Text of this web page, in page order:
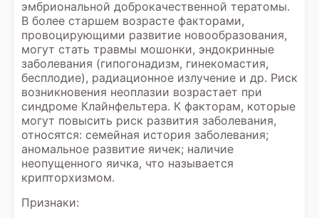
эмбриональной доброкачественной тератомы.
В более старшем возрасте факторами,
провоцирующими развитие новообразования,
могут стать травмы мошонки, эндокринные
заболевания (гипогонадизм, гинекомастия,
бесплодие), радиационное излучение и др. Риск
возникновения неоплазии возрастает при
синдроме Клайнфельтера. К факторам, которые
могут повысить риск развития заболевания,
относятся: семейная история заболевания;
аномальное развитие яичек; наличие
неопущенного яичка, что называется
крипторхизмом.
Признаки: